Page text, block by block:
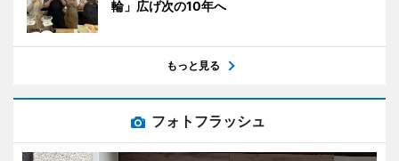
輪」広げ次の10年へ
もっと見る
フォトフラッシュ